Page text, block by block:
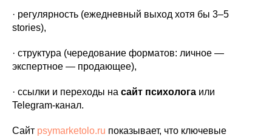
· регулярность (ежедневный выход хотя бы 3–5
stories),
· структура (чередование форматов: личное —
экспертное — продающее),
· ссылки и переходы на сайт психолога или
Telegram-канал.
Сайт psymarketolo.ru показывает, что ключевые